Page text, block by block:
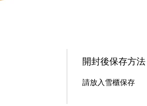
開封後保存方法
請放入雪櫃保存